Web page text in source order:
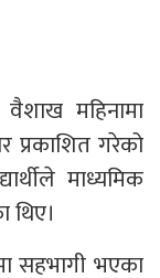
वैशाख महिनामा
प्रकाशित गरेको
माध्यमिक
थिए।
सहभागी भएका